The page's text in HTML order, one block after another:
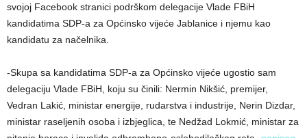
svojoj Facebook stranici podrškom delegacije Vlade FBiH
kandidatima SDP-a za Općinsko vijeće Jablanice i njemu kao
kandidatu za načelnika.
-Skupa sa kandidatima SDP-a za Općinsko vijeće ugostio sam
delegaciju Vlade FBiH, koju su činili: Nermin Nikšić, premijer,
Vedran Lakić, ministar energije, rudarstva i industrije, Nerin Dizdar,
ministar raseljenih osoba i izbjeglica, te Nedžad Lokmić, ministar za